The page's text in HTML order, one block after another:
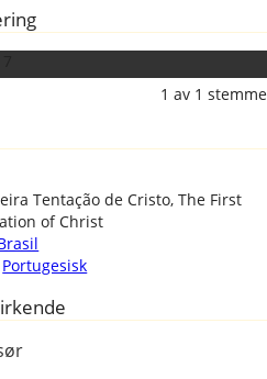
1 av 1 stemme
Tentação de Cristo, The First
of Christ
Portugesisk